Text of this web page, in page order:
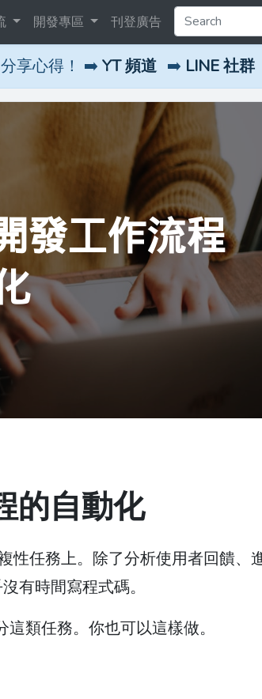
開發專區 刊登廣告
享心得！ ➡️ YT 頻道 ➡️ LINE 社群
的自動化
性任務上。除了分析使用者回饋、
有時間寫程式碼。
類任務。你也可以這樣做。